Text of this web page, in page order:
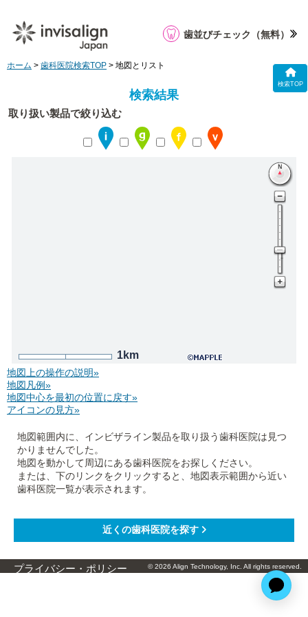
検索TOP
歯並びチェック （無料）
ホーム > 歯科医院検索TOP > 地図とリスト
検索結果
取り扱い製品で絞り込む
1km
地図上の操作の説明»
地図凡例»
地図中心を最初の位置に戻す»
アイコンの見方»
地図範囲内に、インビザライン製品を取り扱う歯科医院は見つ
かりませんでした。
地図を動かして周辺にある歯科医院をお探しください。
または、下のリンクをクリックすると、地図表示範囲から近い
歯科医院一覧が表示されます。
プライバシー・ポリシー © 2026 Align Technology, Inc. All rights reserved.